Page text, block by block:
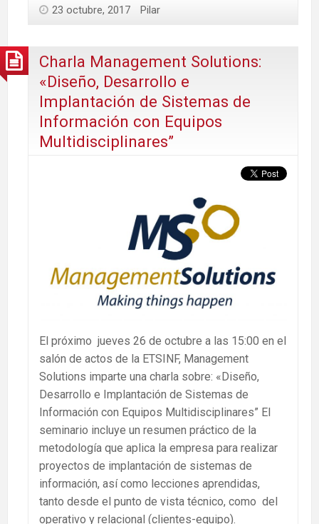
23 octubre, 2017 Pilar
Charla Management Solutions:
«Diseño, Desarrollo e
Implantación de Sistemas de
Información con Equipos
Multidisciplinares”
El próximo jueves 26 de octubre a las 15:00 en el
salón de actos de la ETSINF, Management
Solutions imparte una charla sobre: «Diseño,
Desarrollo e Implantación de Sistemas de
Información con Equipos Multidisciplinares” El
seminario incluye un resumen práctico de la
metodología que aplica la empresa para realizar
proyectos de implantación de sistemas de
información, así como lecciones aprendidas,
tanto desde el punto de vista técnico, como del
operativo y relacional (clientes-equipo).